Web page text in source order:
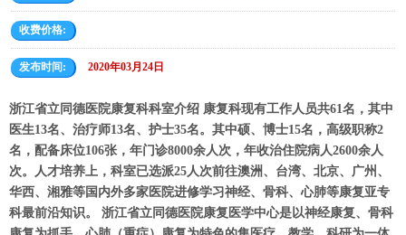
收费价格:
发布时间: 2020年03月24日
浙江省立同德医院康复科科室介绍 康复科现有工作人员共61名，其中
医生13名、治疗师13名、护士35名。其中硕、博士15名，高级职称2
名，配备床位106张，年门诊8000余人次，年收治住院病人2600余人
次。人才培养上，科室已选派25人次前往澳洲、台湾、北京、广州、
华西、湘雅等国内外多家医院进修学习神经、骨科、心肺等康复亚专
科最前沿知识。 浙江省立同德医院康复医学中心是以神经康复、骨科